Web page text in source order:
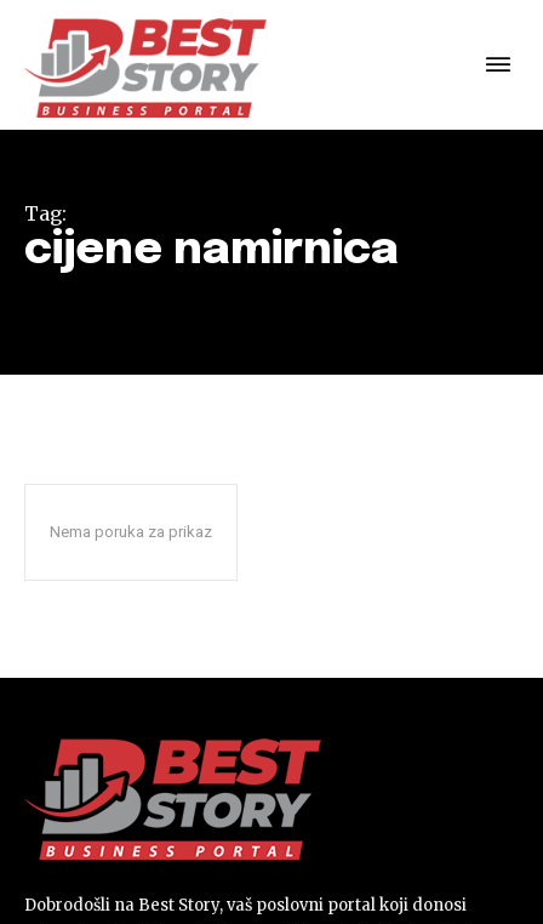
Tag:
cijene namirnica
Nema poruka za prikaz
Dobrodošli na Best Story, vaš poslovni portal koji donosi